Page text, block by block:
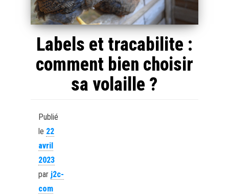
Labels et tracabilite :
comment bien choisir
sa volaille ?
Publié
le 22
avril
2023
par j2c-
com